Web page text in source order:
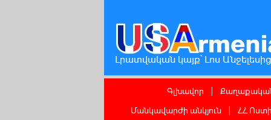
Լրատվական կայք՝ Լոս Անջելեսից
Գլխավոր
Մանկավարժի անկյուն
ՀՀ